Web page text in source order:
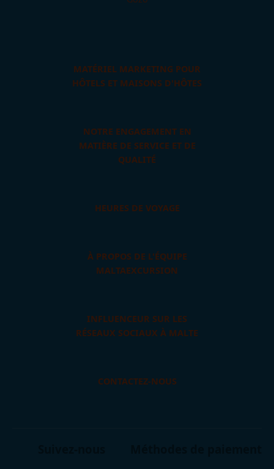
MATÉRIEL MARKETING POUR
HÔTELS ET MAISONS D'HÔTES
NOTRE ENGAGEMENT EN
MATIÈRE DE SERVICE ET DE
QUALITÉ
HEURES DE VOYAGE
À PROPOS DE L'ÉQUIPE
MALTAEXCURSION
INFLUENCEUR SUR LES
RÉSEAUX SOCIAUX À MALTE
CONTACTEZ-NOUS